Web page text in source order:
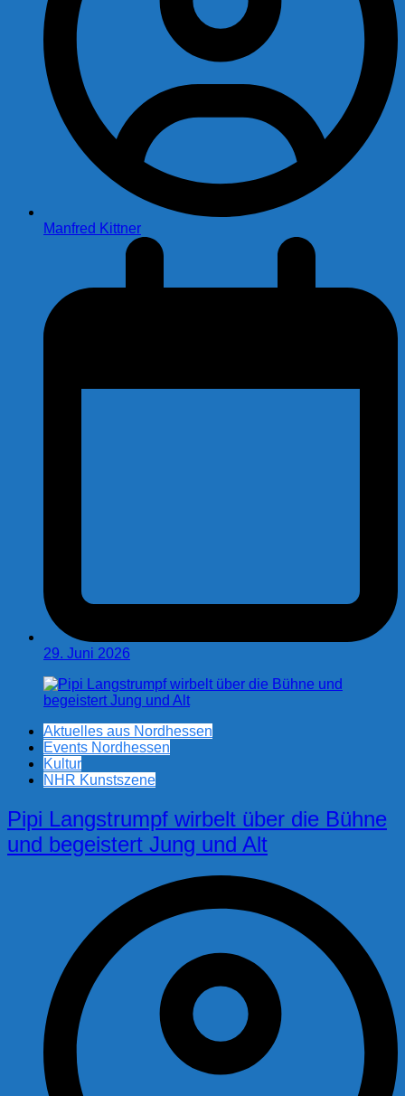
Manfred Kittner
29. Juni 2026
Aktuelles aus Nordhessen
Events Nordhessen
Kultur
NHR Kunstszene
Pipi Langstrumpf wirbelt über die Bühne
und begeistert Jung und Alt